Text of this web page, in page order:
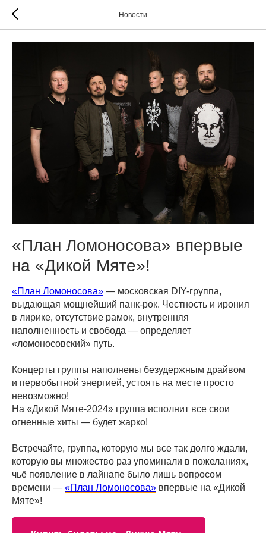
Новости
«План Ломоносова» впервые
на «Дикой Мяте»!
«План Ломоносова» — московская DIY-группа,
выдающая мощнейший панк-рок. Честность и ирония
в лирике, отсутствие рамок, внутренняя
наполненность и свобода — определяет
«ломоносовский» путь.
Концерты группы наполнены безудержным драйвом
и первобытной энергией, устоять на месте просто
невозможно!
На «Дикой Мяте-2024» группа исполнит все свои
огненные хиты — будет жарко!
Встречайте, группа, которую мы все так долго ждали,
которую вы множество раз упоминали в пожеланиях,
чьё появление в лайнапе было лишь вопросом
времени — «План Ломоносова» впервые на «Дикой
Мяте»!